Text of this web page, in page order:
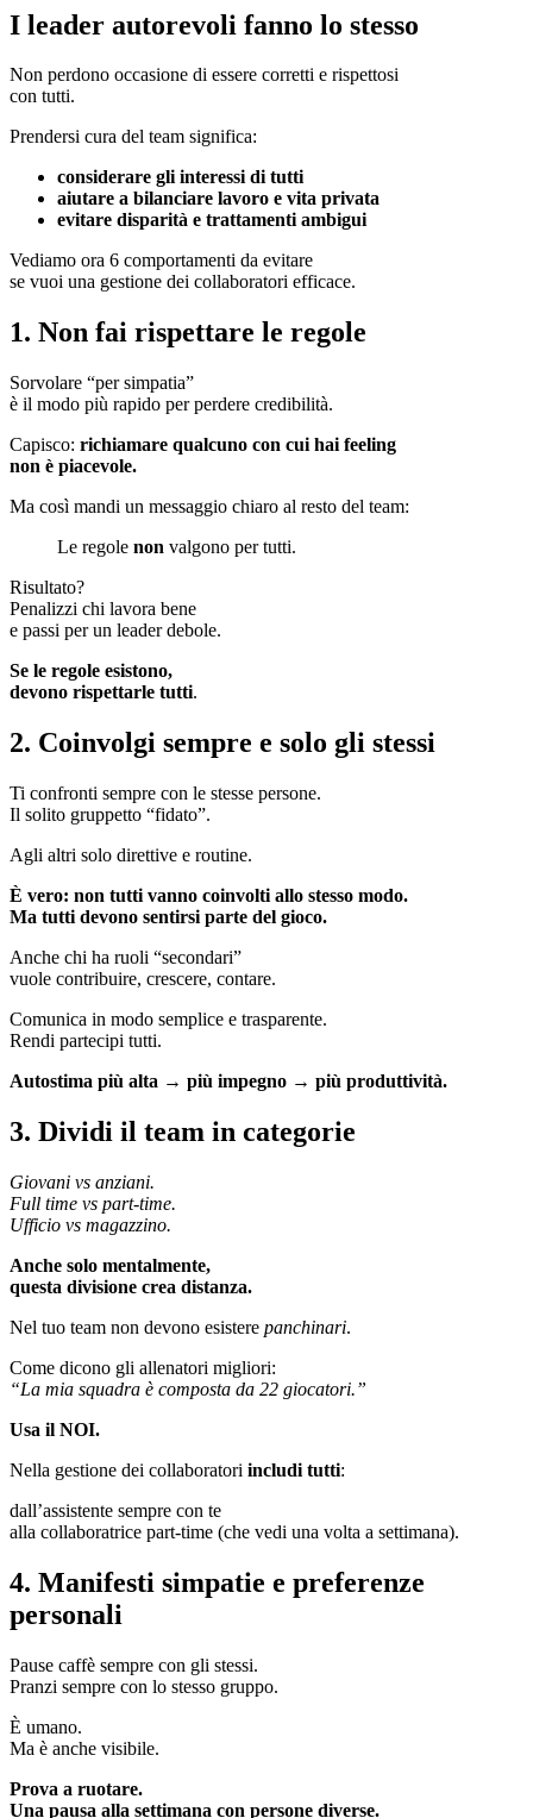
I leader autorevoli fanno lo stesso
Non perdono occasione di essere corretti e rispettosi
con tutti.
Prendersi cura del team significa:
considerare gli interessi di tutti
aiutare a bilanciare lavoro e vita privata
evitare disparità e trattamenti ambigui
Vediamo ora 6 comportamenti da evitare
se vuoi una gestione dei collaboratori efficace.
1. Non fai rispettare le regole
Sorvolare “per simpatia”
è il modo più rapido per perdere credibilità.
Capisco: richiamare qualcuno con cui hai feeling
non è piacevole.
Ma così mandi un messaggio chiaro al resto del team:
Le regole non valgono per tutti.
Risultato?
Penalizzi chi lavora bene
e passi per un leader debole.
Se le regole esistono,
devono rispettarle tutti.
2. Coinvolgi sempre e solo gli stessi
Ti confronti sempre con le stesse persone.
Il solito gruppetto “fidato”.
Agli altri solo direttive e routine.
È vero: non tutti vanno coinvolti allo stesso modo.
Ma tutti devono sentirsi parte del gioco.
Anche chi ha ruoli “secondari”
vuole contribuire, crescere, contare.
Comunica in modo semplice e trasparente.
Rendi partecipi tutti.
Autostima più alta → più impegno → più produttività.
3. Dividi il team in categorie
Giovani vs anziani.
Full time vs part-time.
Ufficio vs magazzino.
Anche solo mentalmente,
questa divisione crea distanza.
Nel tuo team non devono esistere panchinari.
Come dicono gli allenatori migliori:
“La mia squadra è composta da 22 giocatori.”
Usa il NOI.
Nella gestione dei collaboratori includi tutti:
dall’assistente sempre con te
alla collaboratrice part-time (che vedi una volta a settimana).
4. Manifesti simpatie e preferenze
personali
Pause caffè sempre con gli stessi.
Pranzi sempre con lo stesso gruppo.
È umano.
Ma è anche visibile.
Prova a ruotare.
Una pausa alla settimana con persone diverse.